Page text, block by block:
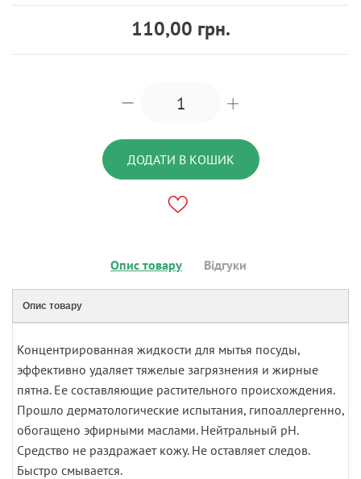
110,00 грн.
ДОДАТИ В КОШИК
Опис товару Відгуки
Опис товару
Концентрированная жидкости для мытья посуды,
эффективно удаляет тяжелые загрязнения и жирные
пятна. Ее составляющие растительного происхождения.
Прошло дерматологические испытания, гипоаллергенно,
обогащено эфирными маслами. Нейтральный pH.
Средство не раздражает кожу. Не оставляет следов.
Быстро смывается.